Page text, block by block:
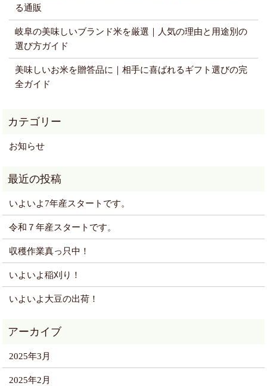
る通販
岐阜の美味しいブランド米を厳選｜人気の理由と用途別の
選び方ガイド
美味しいお米を贈答品に｜相手に喜ばれるギフト選びの完
全ガイド
お知らせ
いよいよ7年産スタートです。
令和７年産スタートです。
収穫作業真っ只中！
いよいよ稲刈り！
いよいよ大豆の出荷！
2025年3月
2025年2月